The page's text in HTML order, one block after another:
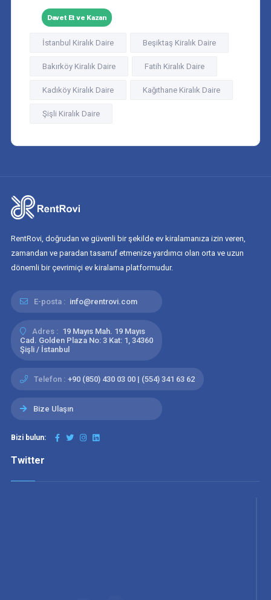
Davet Et ve Kazan
İstanbul Kiralık Daire Beşiktaş Kiralık Daire
Bakırköy Kiralık Daire Fatih Kiralık Daire
Kadıköy Kiralık Daire Kağıthane Kiralık Daire
Şişli Kiralık Daire
RentRovi, doğrudan ve güvenli bir şekilde ev kiralamanıza izin veren,
zamandan ve paradan tasarruf etmenize yardımcı olan orta ve uzun
dönemli bir çevrimiçi ev kiralama platformudur.
E-posta : info@rentrovi.com
Adres : 19 Mayıs Mah. 19 Mayıs
Cad. Golden Plaza No: 3 Kat: 1, 34360
Şişli / İstanbul
Telefon : +90 (850) 430 03 00 | (554) 341 63 62
Bize Ulaşın
Bizi bulun:
Twitter